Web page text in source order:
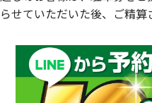
らせていただいた後、ご精算